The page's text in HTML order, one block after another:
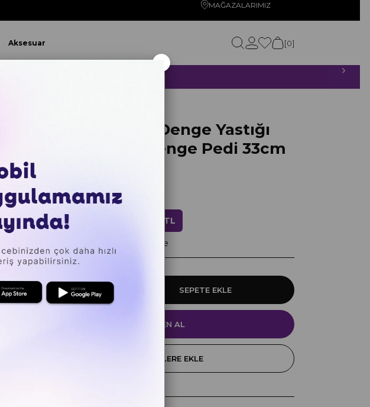
MAĞAZALARIMIZ
Aksesuar 0
Gymo Pompalı Denge Yastığı
Balance Disk Denge Pedi 33cm
Siyah
₺999,00
Sepette %20 İndirim 799,20 TL
`den başlayan taksitlerle
FAVORILERE EKLE